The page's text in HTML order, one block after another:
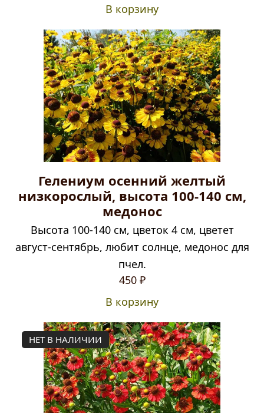
В корзину
Гелениум осенний желтый
низкорослый, высота 100-140 см,
медонос
Высота 100-140 см, цветок 4 см, цветет
август-сентябрь, любит солнце, медонос для
пчел.
450 ₽
В корзину
НЕТ В НАЛИЧИИ